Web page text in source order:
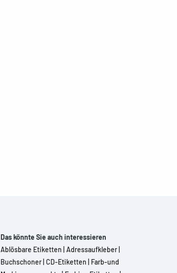
Das könnte Sie auch interessieren
Ablösbare Etiketten Adressaufkleber
Buchschoner CD-Etiketten
Farb-und